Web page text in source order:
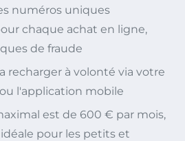
numéros uniques
chaque achat en ligne,
de fraude
recharger à volonté via votre
l'application mobile
est de 600 € par mois,
pour les petits et